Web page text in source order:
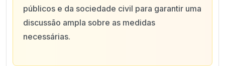
públicos e da sociedade civil para garantir uma
discussão ampla sobre as medidas
necessárias.